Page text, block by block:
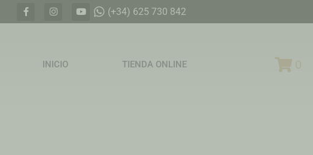
(+34) 625 730 842
INICIO TIENDA ONLINE 0